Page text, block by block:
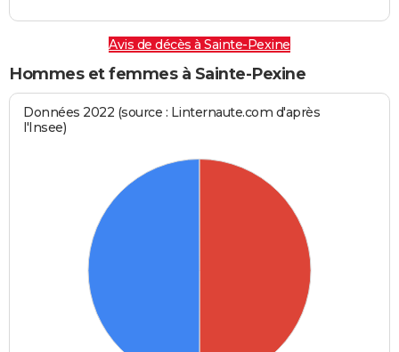
Avis de décès à Sainte-Pexine
Hommes et femmes à Sainte-Pexine
Données 2022 (source : Linternaute.com d'après
l'Insee)